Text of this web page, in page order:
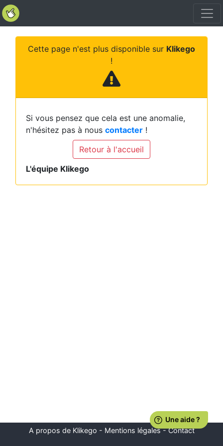
Cette page n'est plus disponible sur Klikego
!
Si vous pensez que cela est une anomalie,
n'hésitez pas à nous contacter !
Retour à l'accueil
L'équipe Klikego
A propos de Klikego - Mentions légales-Contact